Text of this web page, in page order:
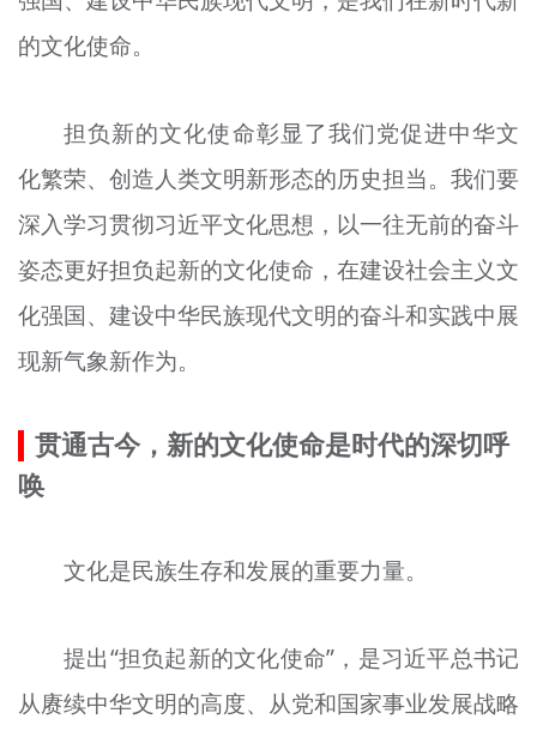
文明评论
宣传思想文化人才
资料库
+
的文化使命。
担负新的文化使命彰显了我们党促进中华文
化繁荣、创造人类文明新形态的历史担当。我们要
深入学习贯彻习近平文化思想，以一往无前的奋斗
姿态更好担负起新的文化使命，在建设社会主义文
化强国、建设中华民族现代文明的奋斗和实践中展
现新气象新作为。
贯通古今，新的文化使命是时代的深切呼
唤
文化是民族生存和发展的重要力量。
提出“担负起新的文化使命”，是习近平总书记
从赓续中华文明的高度、从党和国家事业发展战略